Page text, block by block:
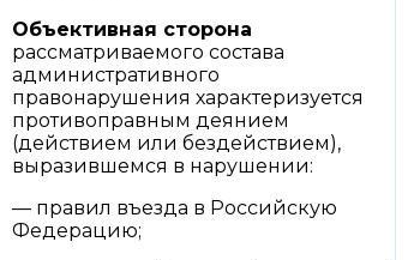
Объективная сторона
рассматриваемого состава
административного
правонарушения характеризуется
противоправным деянием
(действием или бездействием),
выразившемся в нарушении:
— правил въезда в Российскую
Федерацию;